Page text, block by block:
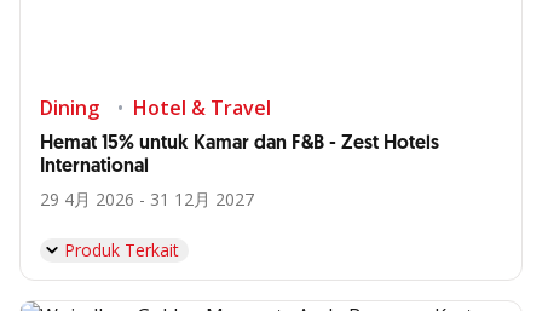
Dining Hotel & Travel
Hemat 15% untuk Kamar dan F&B - Zest Hotels
International
29 4月 2026 - 31 12月 2027
Produk Terkait